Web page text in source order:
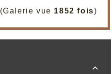
(Galerie vue 1852 fois)
